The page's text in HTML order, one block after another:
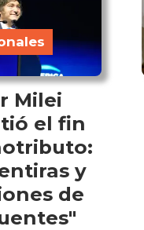
Milei
el fin
y
de